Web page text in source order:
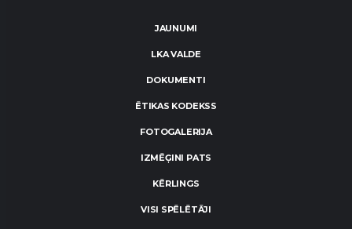
JAUNUMI
LKA VALDE
DOKUMENTI
ĒTIKAS KODEKSS
FOTOGALERIJA
IZMĒĢINI PATS
KĒRLINGS
VISI SPĒLĒTĀJI